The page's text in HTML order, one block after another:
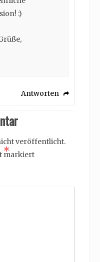
:)
Antworten
veröffentlicht.
*
markiert